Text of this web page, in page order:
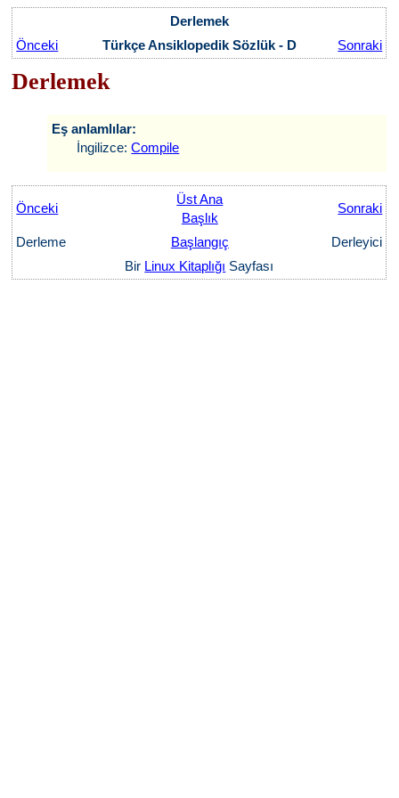
Derlemek
Önceki
Türkçe Ansiklopedik Sözlük - D Sonraki
Derlemek
Eş anlamlılar:
İngilizce:Compile
Önceki
Üst Ana
Başlık
Sonraki
Derleme Başlangıç
Derleyici
Bir Linux Kitaplığı Sayfası